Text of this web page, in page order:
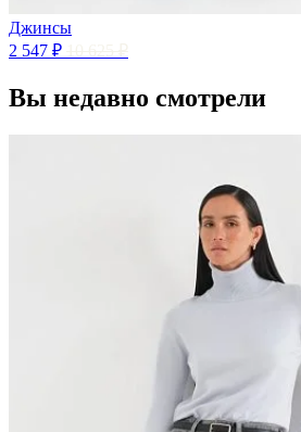
Джинсы
2 547 ₽
Вы недавно смотрели